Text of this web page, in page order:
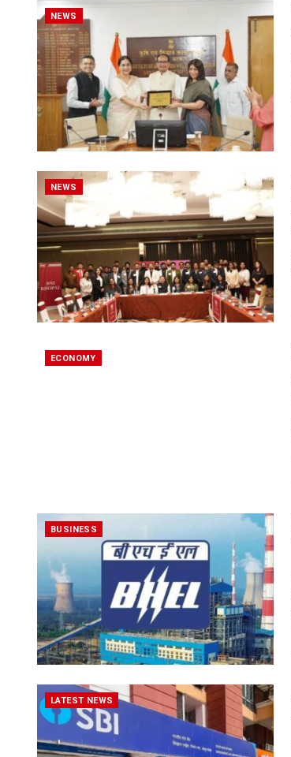
NEWS
NEWS
ECONOMY
BUSINESS
LATEST NEWS